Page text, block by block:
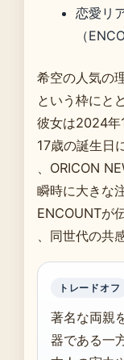
恋愛リ
（
希空の人気の
という枠にと
彼女は2024年
17歳の誕生日
、ORICON
瞬時に大きな
ENCOUNTが
、同世代の共
トレードオフ
著名な両親
器である一方